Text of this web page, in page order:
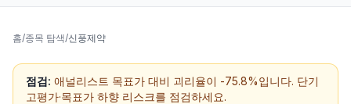
홈/종목 탐색/신풍제약
점검: 애널리스트 목표가 대비 괴리율이 -75.8%입니다. 단기
고평가·목표가 하향 리스크를 점검하세요.